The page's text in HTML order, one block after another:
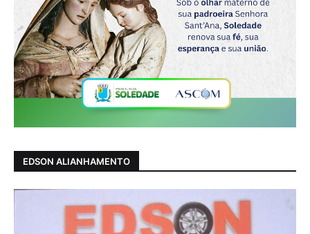
EDSON ALIANHAMENTO